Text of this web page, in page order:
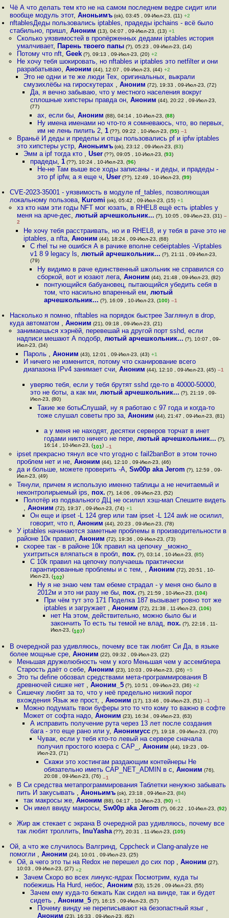
Чё А что делать тем кто не на самом последнем ведре сидит или
вообще модуль этот,Аноньимъ (ok), 03:45 , 09-Июл-23, (11) +2
nftablesДеды пользовались iptables, прадеды ipchains - всё было
стабильно, пришл,Аноним (13), 04:07 , 09-Июл-23, (13) +1
Сколько уязвимостей в пропёрженных дедами iptables история
умалчивает, Парень твоего папы(?), 05:23 , 09-Июл-23, (14)
Потому что nft, Geek(?), 09:13 , 09-Июл-23, (20) +2
Не хочу тебя шокировать, но nftables и iptables это netfilter и они
разрабатываю, Аноним (44), 12:07 , 09-Июл-23, (44) +2
Это не одни и те же люди Тех, оригинальных, выкрали
смузихлёбы на гироскутерах , Аноним (72), 19:33 , 09-Июл-23, (72)
Да, я вечно забываю, что у местного населения вокруг
сплошные хипстеры правда он,Аноним (44), 20:22 , 09-Июл-23,
(77)
ах, если бы, Аноним (88), 04:14 , 10-Июл-23, (88)
Ну имена именами но что-то я сомневаюсь, что, во первых,
им не лень пилить 2, 1(??), 09:22 , 10-Июл-23, (95) –1
Враньё И деды и пределы и отцы пользовались pf и ipfw iptables
это хипстеры устр, Аноньимъ(ok), 23:12 , 09-Июл-23, (83)
Эмм а ipf тогда кто , User(??), 09:05 , 10-Июл-23, (93)
прадеды,1 (??), 10:24 , 10-Июл-23, (96)
Не-не Там выше все ходы записаны - и деды, и прадеды -
это pf ipfw, а я еще ч, User(??), 12:49 , 10-Июл-23, (99)
CVE-2023-35001 - уязвимость в модуле nf_tables, позволяющая
локальному пользова, Kuromi (ok), 05:42 , 09-Июл-23, (15) +1
хз кто нам эти годы NFT мог юзать, в RHEL8 ещё есть iptables у
меня на арче-дес, лютый арчешкольник... (?), 10:05 , 09-Июл-23, (31) –
2
Не хочу тебя расстраивать, но и в RHEL8, и у тебя в раче это не
iptables, а nfta, Аноним (44), 18:24 , 09-Июл-23, (68)
С rhel ты не ошибся А в рачике вполне себеiptables -Viptables
v1 8 9 legacy ls,лютый арчешкольник... (?), 21:11 , 09-Июл-23,
(79)
Ну видимо в раче единственный школьник не справился со
сборкой, вот и юзают лега, Аноним (44), 21:48 , 09-Июл-23, (82)
понтующийся бабуановец, пытающийся убедить себя в
том, что насильно впаренный ем, лютый
арчешкольник... (?), 16:09 , 10-Июл-23, (100) –1
Насколько я помню, nftables на порядок быстрее Заглянул в drop,
куда автоматом ,Аноним (21), 09:18 , 09-Июл-23, (21)
занимаешься хэрнёй, перевешай на другой порт sshd, если
надписи мешают А подобр, лютый арчешкольник... (?), 10:07 , 09-
Июл-23, (34)
Пароль , Аноним (43), 12:01 , 09-Июл-23, (43) +1
И ничего не изменится, потому что сканирование всего
диапазона IPv4 занимает счи, Аноним (44), 12:10 , 09-Июл-23, (45) –1
уверяю тебя, если у тебя брутят sshd где-то в 40000-50000,
это не боты, а как ми,лютый арчешкольник... (?), 21:19 , 09-
Июл-23, (80)
Такие же ботыСлушай, ну я работаю с 97 года и когда-то
тоже слушал советы про за, Аноним (44), 21:47 , 09-Июл-23, (81)
а у меня не находят, десятки серверов торчат в инет
годами никто ничего не пере, лютый арчешкольник... (?),
16:14 , 10-Июл-23, (101) –1
ipset прекрасно тянул все что угодно с fail2banВот в этом точно
проблем нет и не, Аноним (44), 12:10 , 09-Июл-23, (46)
да и больше, можете проверить -А, Sw00p aka Jerom (?), 12:59 , 09-
Июл-23, (49)
Тянули, причем я использую именно таблицы а не нечитаемый и
неконтролирыемый ips, пох. (?), 14:06 , 09-Июл-23, (52)
Полотёр из подвального ДЦ не осилил хэш-мап Спешите видеть
, Аноним (72), 19:37 , 09-Июл-23, (74) +1
Он еще и ipset -L 124 grep или там ipset -L 124 awk не осилил,
говорит, что п,Аноним (44), 20:23 , 09-Июл-23, (78)
У iptables начинаются заметные проблемы в производительности в
районе 10к правил, Аноним (72), 19:36 , 09-Июл-23, (73)
скорее так - в районе 10k правил на цепочку _можно_
ухитриться вляпаться в пробл, пох. (?), 03:14 , 10-Июл-23, (85)
С 10k правил на цепочку получаешь практически
гарантированные проблемы и с тем, ,Аноним (72), 20:51 , 10-
Июл-23, (102)
Ну я не знаю чем там ебеме страдал - у меня оно было в
2012м и это ни разу не бы, пох. (?), 21:59 , 10-Июл-23, (104)
При чём тут это 171 Поделка 187 вызывает ровно тот же
iptables и загружает , Аноним (72), 21:38 , 11-Июл-23, (106)
нет На этом, действительно, можно было бы и
закончить То есть ты темой не влад, пох. (?), 22:16 , 11-
Июл-23, (107)
В очередной раз удивляюсь, почему все так любят Си Да, в языке
более мощные сре,Аноним (22), 09:32 , 09-Июл-23, (22)
Меньшая дружелюбность чем у кого Меньшая чем у ассемблера
Старость даёт о себе, Аноним (23), 10:03 , 09-Июл-23, (26) +5
Это ты define обозвал средствами мета-программирования В
древнючей сишке нет , Аноним_5(?), 10:51 , 09-Июл-23, (36) +2
Сишечку любят за то, что у неё предельно низкий порог
вхождения Язык же прост, , Аноним (17), 13:46 , 09-Июл-23, (51) –1
Можно подумать твои буферы это то что кому то важно в софте
Может от софта надо, Аноним (23), 16:34 , 09-Июл-23, (63)
А исправить получение рута через 13 лет после создания
бага - это еще рано или у,Анонимусс (?), 19:18 , 09-Июл-23, (70)
Чувак, если у тебя кто-то левый на сервере сначала
получил простого юзера с CAP_ , Аноним (44), 19:23 , 09-
Июл-23, (71)
Скажи это хостингам раздающим контейнеры Не
обязательно иметь CAP_NET_ADMIN в с, Аноним (76),
20:08 , 09-Июл-23, (76) –1
В Си средства метапрограммирования Таблетки ненужно забывать
пить И закусывать , Аноньимъ(ok), 23:18 , 09-Июл-23, (84)
так макросы же, Аноним (88), 04:17 , 10-Июл-23, (90) +1
Он имел ввиду макросы, Sw00p aka Jerom (?), 06:22 , 10-Июл-23, (92)
Жир аж стекает с экрана В очередной раз удивляюсь, почему все
так любят троллить, InuYasha(??), 20:31 , 11-Июл-23, (105)
Ой, а что же случилось Валгринд, Cppcheck и Clang-analyze не
помогли ,Аноним (24), 10:01 , 09-Июл-23, (25)
Ой, а чего это ты на Redox не перешел до сих пор , Аноним (27),
10:03 , 09-Июл-23, (27) +2
Зачем Скоро во всех линукс-ядрах Посмотрим, куда ты
побежишь На Hurd, небос, Аноним (53), 15:26 , 09-Июл-23, (55)
Зачем ему куда-то бежать Как сидел на винде, так и будет
сидеть ,Аноним_5 (?), 16:15 , 09-Июл-23, (57)
Почему винду не переписывают на безопастный языг ,
Аноним (23), 16:33 , 09-Июл-23, (62)